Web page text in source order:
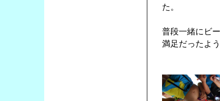
た。
普段一緒にビ
満足だったよ